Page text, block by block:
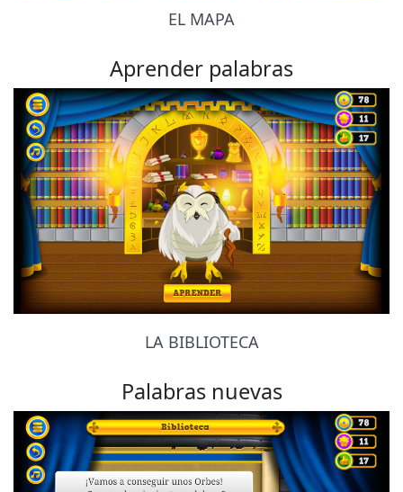
EL MAPA
Aprender palabras
LA BIBLIOTECA
Palabras nuevas